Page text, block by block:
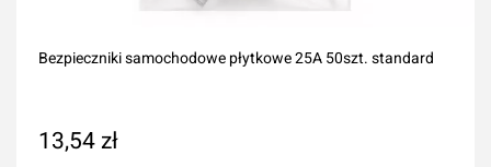
Bezpieczniki samochodowe płytkowe 25A 50szt. standard
13,54 zł